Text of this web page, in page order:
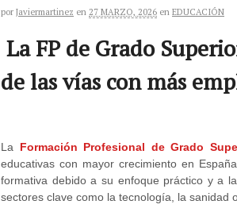
por Javiermartinez en 27 MARZO, 2026 en EDUCACIÓN
La FP de Grado
de las vías con más
La Formación Profesional de Grado
educativas con mayor crecimiento en
formativa debido a su enfoque práctico y a
sectores clave como la tecnología, la sanidad